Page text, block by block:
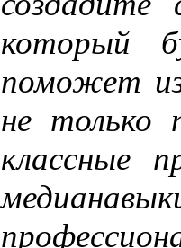
который
поможет
не только
классные